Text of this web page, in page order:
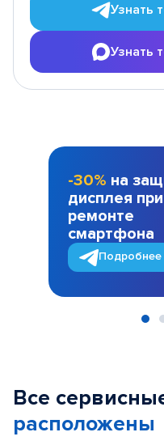
Узнать
Узнать
-30% на
дисплея при
ремонте
смартфона
Подробнее
Все
расположены